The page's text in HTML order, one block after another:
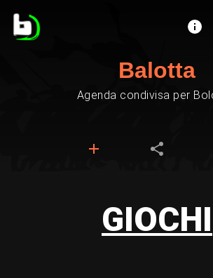
Balotta
Agenda condivisa per
GIOCHI